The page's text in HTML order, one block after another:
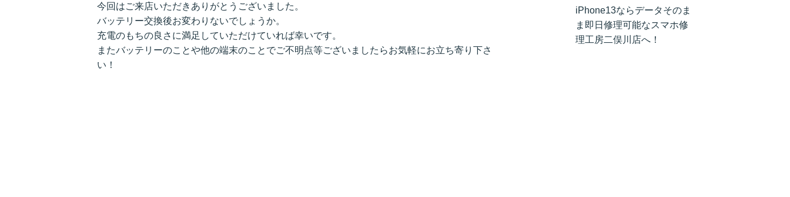
今回はご来店いただきありがとうございました。
バッテリー交換後お変わりないでしょうか。
充電のもちの良さに満足していただけていれば幸いです。
またバッテリーのことや他の端末のことでご不明点等ございましたらお気軽にお立ち寄り下さ
い！
iPhone13ならデータそのま
ま即日修理可能なスマホ修
理工房二俣川店へ！